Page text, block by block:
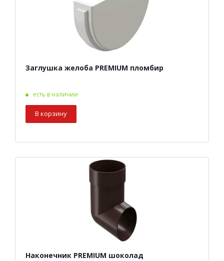
Заглушка желоба PREMIUM пломбир
есть в наличии
В корзину
Наконечник PREMIUM шоколад